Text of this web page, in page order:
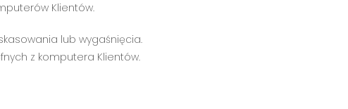
Klientów.
lub wygaśnięcia.
z komputera Klientów.